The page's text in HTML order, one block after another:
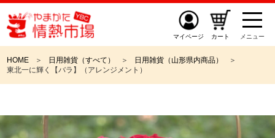
マイページ カート メニュー
HOME 日用雑貨（すべて）
日用雑貨（山形県内商品）
東北一に輝く【バラ】（アレンジメント）